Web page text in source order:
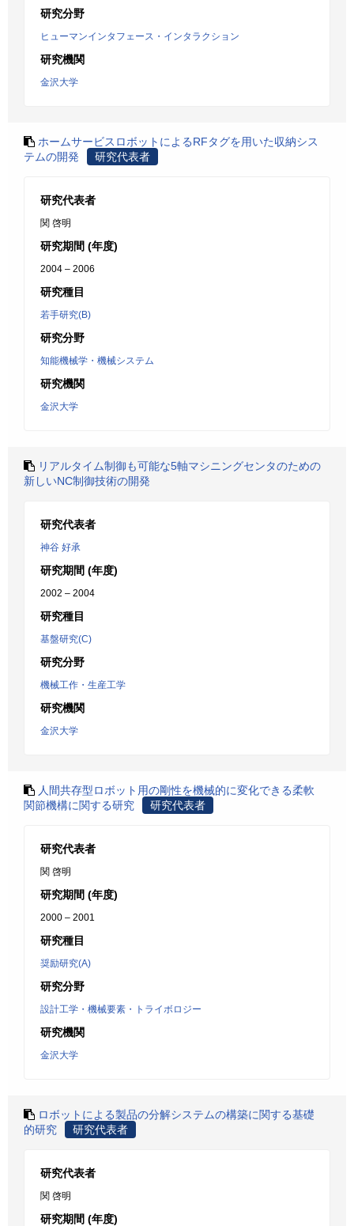
研究分野
ヒューマンインタフェース・インタラクション
研究機関
金沢大学
ホームサービスロボットによるRFタグを用いた収納シス
テムの開発
研究代表者
研究代表者
関 啓明
研究期間 (年度)
2004 – 2006
研究種目
若手研究(B)
研究分野
知能機械学・機械システム
研究機関
金沢大学
リアルタイム制御も可能な5軸マシニングセンタのための
新しいNC制御技術の開発
研究代表者
神谷 好承
研究期間 (年度)
2002 – 2004
研究種目
基盤研究(C)
研究分野
機械工作・生産工学
研究機関
金沢大学
人間共存型ロボット用の剛性を機械的に変化できる柔軟
関節機構に関する研究
研究代表者
研究代表者
関 啓明
研究期間 (年度)
2000 – 2001
研究種目
奨励研究(A)
研究分野
設計工学・機械要素・トライボロジー
研究機関
金沢大学
ロボットによる製品の分解システムの構築に関する基礎
的研究
研究代表者
研究代表者
関 啓明
研究期間 (年度)